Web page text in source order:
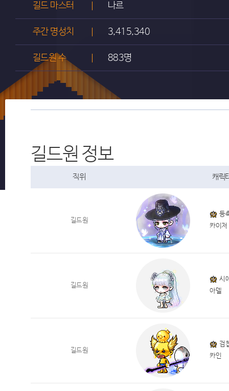
길드 마스터 나르
주간 명성치 3,415,340
길드원 수 883명
길드원 정보
직위 캐릭
길드원
등
카이저
길드원
시
아델
길드원
검
카인